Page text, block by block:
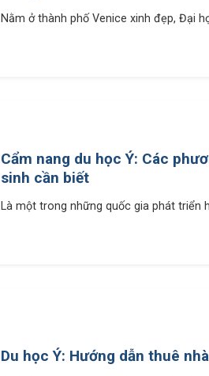
Nằm ở thành phố Venice xinh đẹp, Đại
Cẩm nang du học Ý: Các
sinh cần biết
Là một trong những quốc gia phát triển
Du học Ý: Hướng dẫn thuê